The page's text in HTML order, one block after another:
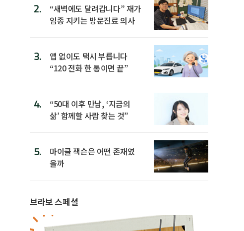
2.
“새벽에도 달려갑니다” 재가
임종 지키는 방문진료 의사
3.
앱 없이도 택시 부릅니다
“120 전화 한 통이면 끝”
4.
“50대 이후 만남, ‘지금의
삶’ 함께할 사람 찾는 것”
5.
마이클 잭슨은 어떤 존재였
을까
브라보 스페셜